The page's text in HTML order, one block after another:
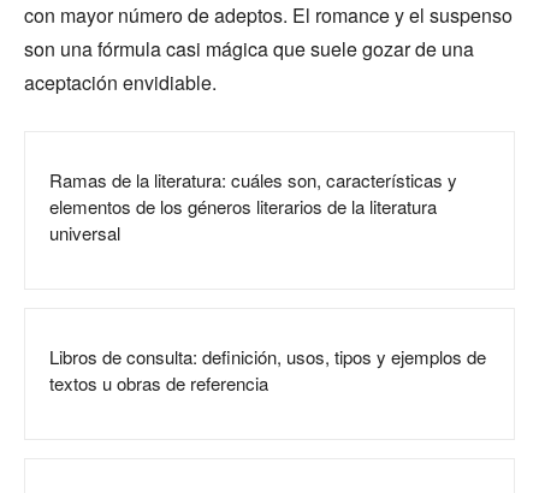
con mayor número de adeptos. El romance y el suspenso
son una fórmula casi mágica que suele gozar de una
aceptación envidiable.
Ramas de la literatura: cuáles son, características y
elementos de los géneros literarios de la literatura
universal
Libros de consulta: definición, usos, tipos y ejemplos de
textos u obras de referencia